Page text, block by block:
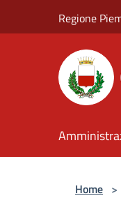
Regione
Home >